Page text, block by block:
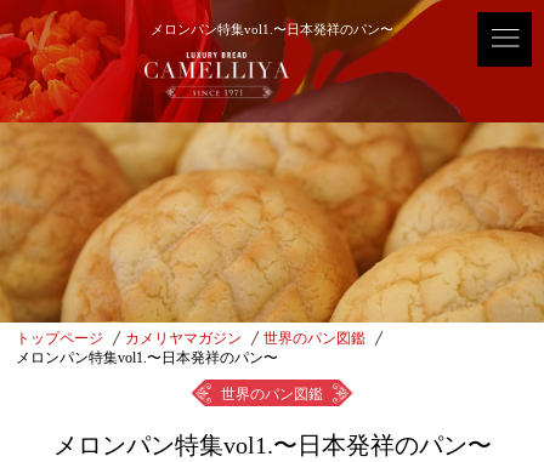
メロンパン特集vol1.〜日本発祥のパン〜
トップページ カメリヤマガジン
世界のパン図鑑
メロンパン特集vol1.〜日本発祥のパン〜
世界のパン図鑑
メロンパン特集vol1.〜日本発祥のパン〜